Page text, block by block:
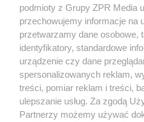
podmioty z Grupy ZPR Media
przechowujemy informacje na
przetwarzamy dane osobowe,
identyfikatory, standardowe
urządzenie czy dane
spersonalizowanych reklam,
treści, pomiar reklam i treści,
ulepszanie usług. Za zgodą
Partnerzy możemy używać